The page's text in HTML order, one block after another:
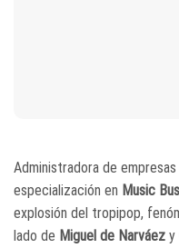
Administradora de empresas
especialización en Music
explosión del tropipop,
lado de Miguel de Narváez y